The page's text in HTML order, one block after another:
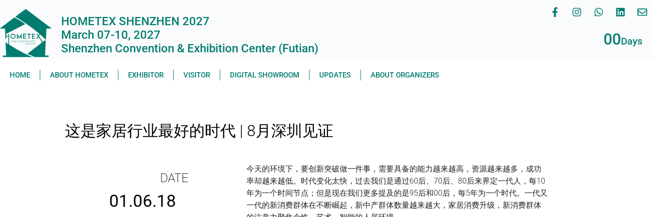
HOMETEX SHENZHEN 2027
March 07-10, 2027
Shenzhen Convention & Exhibition Center (Futian)
00Days
HOME ABOUT HOMETEX EXHIBITOR VISITOR DIGITAL SHOWROOM UPDATES ABOUT ORGANIZERS
这是家居行业最好的时代 | 8月深圳见证
DATE
01.06.18
今天的环境下，要创新突破做一件事，需要具备的能力越来越高，资源越来越多，成功
率却越来越低。时代变化太快，过去我们是通过60后、70后、80后来界定一代人，每10
年为一个时间节点；但是现在我们更多提及的是95后和00后，每5年为一个时代。一代又
一代的新消费群体在不断崛起，新中产群体数量越来越大，家居消费升级，新消费群体